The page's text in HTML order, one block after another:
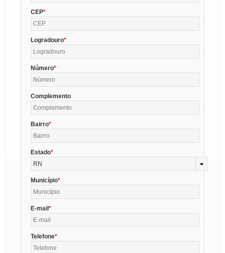
CEP
Logradouro
Número
Complemento
Bairro
Estado
RN
Município
E-mail
Telefone